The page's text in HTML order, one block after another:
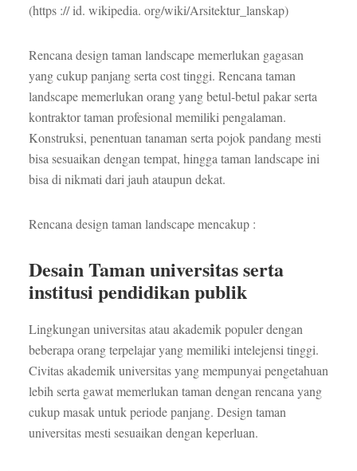
(https :// id. wikipedia. org/wiki/Arsitektur_lanskap)
Rencana design taman landscape memerlukan gagasan
yang cukup panjang serta cost tinggi. Rencana taman
landscape memerlukan orang yang betul-betul pakar serta
kontraktor taman profesional memiliki pengalaman.
Konstruksi, penentuan tanaman serta pojok pandang mesti
bisa sesuaikan dengan tempat, hingga taman landscape ini
bisa di nikmati dari jauh ataupun dekat.
Rencana design taman landscape mencakup :
Desain Taman universitas serta
institusi pendidikan publik
Lingkungan universitas atau akademik populer dengan
beberapa orang terpelajar yang memiliki intelejensi tinggi.
Civitas akademik universitas yang mempunyai pengetahuan
lebih serta gawat memerlukan taman dengan rencana yang
cukup masak untuk periode panjang. Design taman
universitas mesti sesuaikan dengan keperluan.